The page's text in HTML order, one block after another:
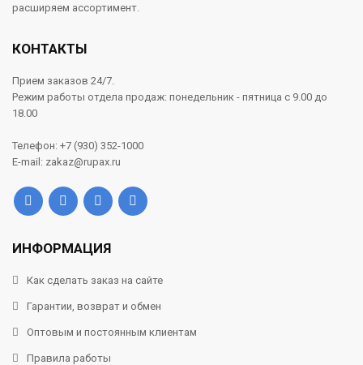
расширяем ассортимент.
КОНТАКТЫ
Прием заказов 24/7.
Режим работы отдела продаж: понедельник - пятница с 9.00 до
18.00
Телефон: +7 (930) 352-1000
E-mail: zakaz@rupax.ru
ИНФОРМАЦИЯ
Как сделать заказ на сайте
Гарантии, возврат и обмен
Оптовым и постоянным клиентам
Правила работы